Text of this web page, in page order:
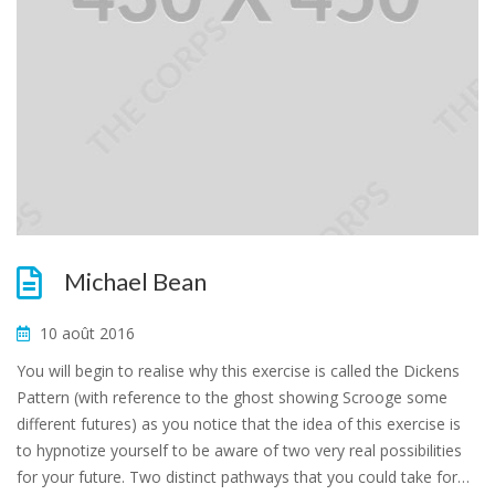
Michael Bean
10 août 2016
You will begin to realise why this exercise is called the Dickens
Pattern (with reference to the ghost showing Scrooge some
different futures) as you notice that the idea of this exercise is
to hypnotize yourself to be aware of two very real possibilities
for your future. Two distinct pathways that you could take for…